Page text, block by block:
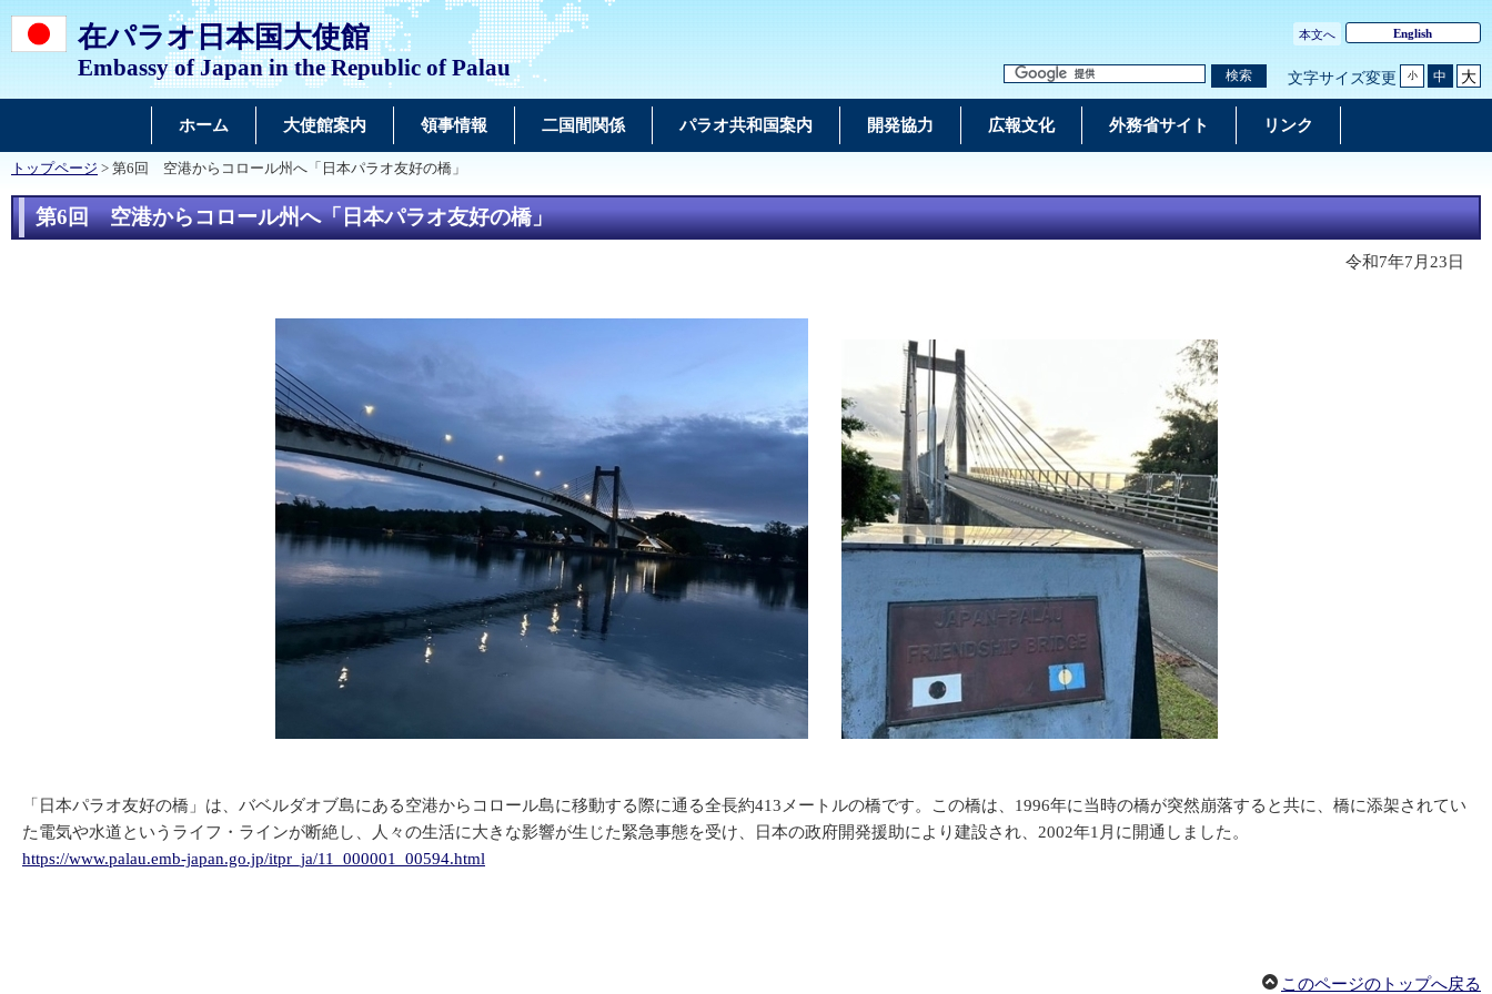
在パラオ日本国大使館
Embassy of Japan in the Republic of Palau
本文へ English
検索 文字サイズ変更 小 中 大
ホーム 大使館案内 領事情報 二国間関係 パラオ共和国案内 開発協力 広報文化 外務省サイト リンク
トップページ > 第6回 空港からコロール州へ「日本パラオ友好の橋」
第6回 空港からコロール州へ「日本パラオ友好の橋」
令和7年7月23日
「日本パラオ友好の橋」は、バベルダオブ島にある空港からコロール島に移動する際に通る全長約413メートルの橋です。この橋は、1996年に当時の橋が突然崩落すると共に、橋に添架されてい
た電気や水道というライフ・ラインが断絶し、人々の生活に大きな影響が生じた緊急事態を受け、日本の政府開発援助により建設され、2002年1月に開通しました。
https://www.palau.emb-japan.go.jp/itpr_ja/11_000001_00594.html
このページのトップへ戻る